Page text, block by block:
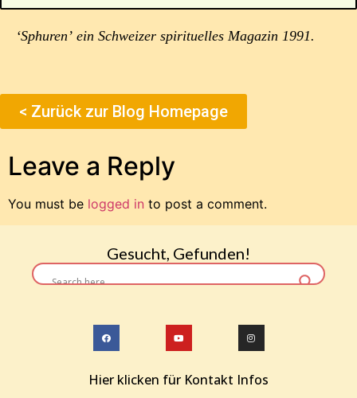
‘Sphuren’ ein Schweizer spirituelles Magazin 1991.
< Zurück zur Blog Homepage
Leave a Reply
You must be logged in to post a comment.
Gesucht, Gefunden!
Hier klicken für Kontakt Infos